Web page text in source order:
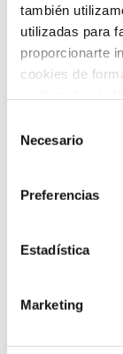
también
utilizadas para
proporcionarte
cookies de
política de
Necesario
Preferencias
Estadística
Marketing
febrero 2026
enero 2026
diciembre
noviembre
agosto 2025